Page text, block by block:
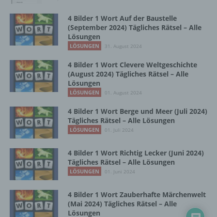
4 Bilder 1 Wort Auf der Baustelle
(September 2024) Tägliches Rätsel – Alle
Lösungen
LÖSUNGEN 31. August 2024
4 Bilder 1 Wort Clevere Weltgeschichte
(August 2024) Tägliches Rätsel – Alle
Lösungen
LÖSUNGEN 01. August 2024
4 Bilder 1 Wort Berge und Meer (Juli 2024)
Tägliches Rätsel – Alle Lösungen
LÖSUNGEN 01. Juli 2024
4 Bilder 1 Wort Richtig Lecker (Juni 2024)
Tägliches Rätsel – Alle Lösungen
LÖSUNGEN 01. Juni 2024
4 Bilder 1 Wort Zauberhafte Märchenwelt
(Mai 2024) Tägliches Rätsel – Alle
Lösungen
Daten wie das Erheben, das Erfassen, die
Organisation, das Ordnen, die Speicherung,
die Anpassung oder Veränderung, das
Auslesen, das Abfragen, die Verwendung,
Verbreitung oder eine andere Form der
Bereitstellung, den Abgleich oder die
Verknüpfung, die Einschränkung, das
Löschen oder die Vernichtung.
d) Einschränkung der Verarbeitung
Einschränkung der Verarbeitung ist die
Markierung gespeicherter
personenbezogener Daten mit dem Ziel, ihre
künftige Verarbeitung einzuschränken.
e) Profiling